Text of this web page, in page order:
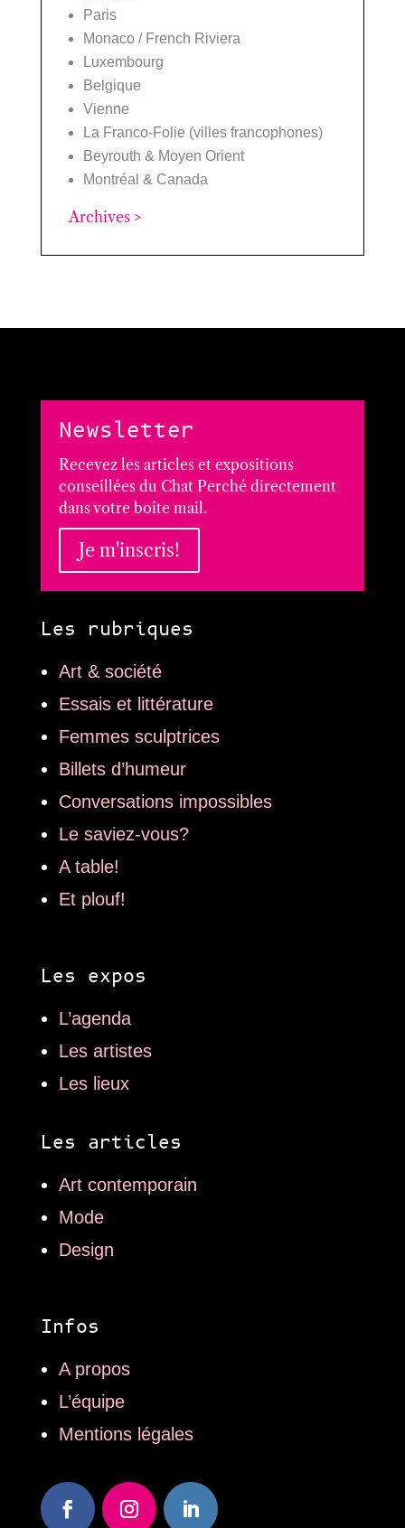
Paris
Monaco / French Riviera
Luxembourg
Belgique
Vienne
La Franco-Folie (villes francophones)
Beyrouth & Moyen Orient
Montréal & Canada
Archives >
Newsletter
Recevez les articles et expositions
conseillées du Chat Perché directement
dans votre boîte mail.
Je m'inscris!
Les rubriques
Art & société
Essais et littérature
Femmes sculptrices
Billets d’humeur
Conversations impossibles
Le saviez-vous?
A table!
Et plouf!
Les expos
L’agenda
Les artistes
Les lieux
Les articles
Art contemporain
Mode
Design
Infos
A propos
L’équipe
Mentions légales